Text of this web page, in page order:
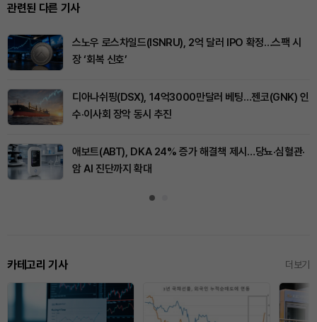
관련된 다른 기사
스노우 로스차일드(ISNRU), 2억 달러 IPO 확정…스팩 시
장 ‘회복 신호’
디아나쉬핑(DSX), 14억3000만달러 베팅…젠코(GNK) 인
수·이사회 장악 동시 추진
애보트(ABT), DKA 24% 증가 해결책 제시…당뇨·심혈관·
암 AI 진단까지 확대
카테고리 기사 더보기